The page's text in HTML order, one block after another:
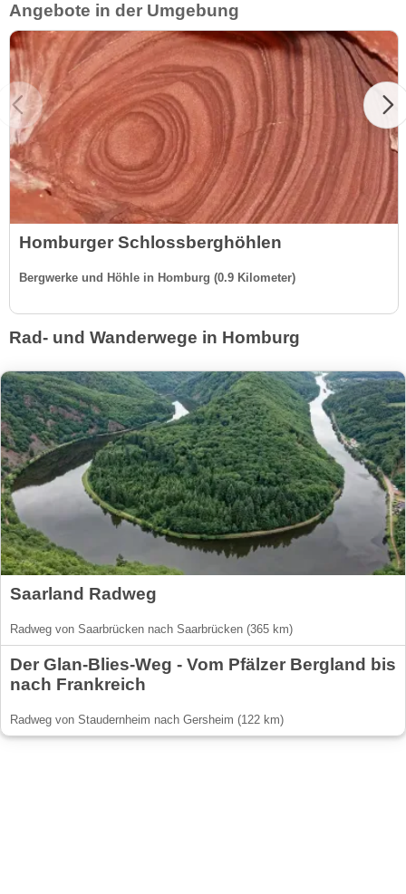
Angebote in der Umgebung
Homburger Schlossberghöhlen
Bergwerke und Höhle in Homburg (0.9 Kilometer)
Rad- und Wanderwege in Homburg
Saarland Radweg
Radweg von Saarbrücken nach Saarbrücken (365 km)
Der Glan-Blies-Weg - Vom Pfälzer Bergland bis
nach Frankreich
Radweg von Staudernheim nach Gersheim (122 km)